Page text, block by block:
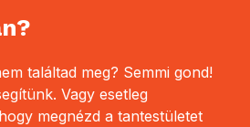
találtad meg? Semmi gond!
Vagy esetleg
megnézd a tantestületet